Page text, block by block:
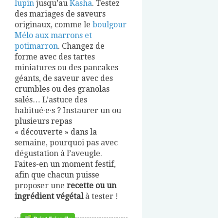
lupin jusqu’au Kasha. Testez
des mariages de saveurs
originaux, comme le boulgour
Mélo aux marrons et
potimarron. Changez de
forme avec des tartes
miniatures ou des pancakes
géants, de saveur avec des
crumbles ou des granolas
salés… L’astuce des
habitué·e·s ? Instaurer un ou
plusieurs repas
« découverte » dans la
semaine, pourquoi pas avec
dégustation à l’aveugle.
Faites-en un moment festif,
afin que chacun puisse
proposer une recette ou un
ingrédient végétalà tester !